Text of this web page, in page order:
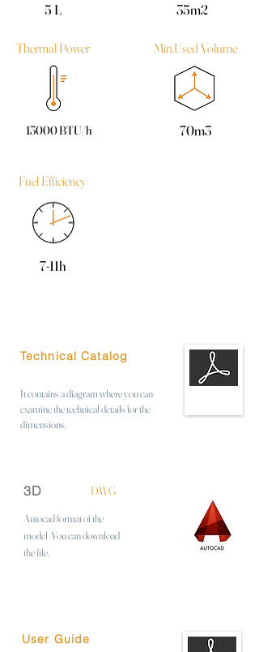
5 L
Thermal Power
13000 BTU/h
35m2
Min.Used Volume
70m3
Fuel Efficiency
7-11h
Technical Catalog
It contains a diagram where you can
examine the technical details for the
dimensions.
3D DWG
Autocad format of the
model You can download
the file.
User Guide